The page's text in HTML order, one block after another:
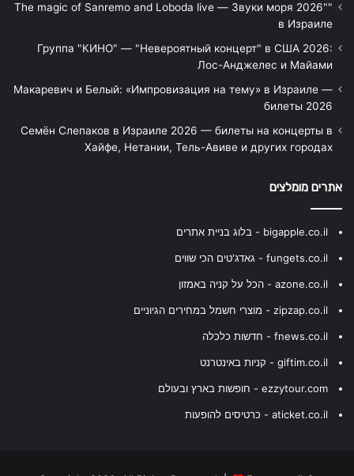
"The magic of Sanremo and Loboda live — Звуки моря 2026"
в Израиле
Группа "КИНО" — "Невероятный концерт" в США 2026:
Лос-Анджелес и Майами
Макаревич и Белый: «Импровизация на тему» в Израиле —
билеты 2026
Семён Слепаков в Израиле 2026 — билеты на концерты в
Хайфе, Нетании, Тель-Авиве и других городах
אתרים מומלצים
bigapple.co.il - בלוג בניית אתרים
fungets.co.il - גאדג'טים הכי שווים
azone.co.il - הכל על קניה באמזון
zipzap.co.il - מוצרי חשמל במחירים הגיוניים
fnews.co.il - חדשות כלכלה
giftim.co.il - קניות באינטרנט
ezzytour.com - חופשות בארץ ובעולם
aticket.co.il - כרטיסים להופעות